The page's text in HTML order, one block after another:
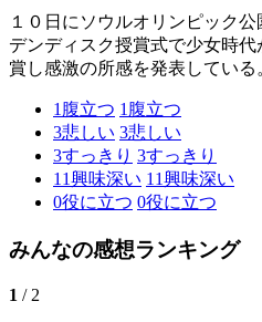
１０日にソウルオリンピック
デンディスク授賞式で少女時
賞し感激の所感を発表している
1 腹立つ 1 腹立つ
3悲しい 3悲しい
3すっきり 3すっきり
11興味深い 11興味深い
0役に立つ 0役に立つ
みんなの感想ランキング
1 / 2